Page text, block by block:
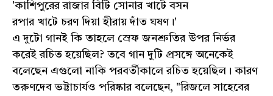
'কাশিপুরের রাজার বিটি সোনার খাটে বসন
রপার খাটে চরণ দিয়া হীরায় দাঁত ঘষণ।'
এ দুটো গানই কি তাহলে স্রেফ জনশ্রুতির উপর নির্ভর
করেই রচিত হয়েছিল? তবে গান দুটি প্রসঙ্গে অনেকেই
বলেছেন এগুলো নাকি পরবর্তীকালে রচিত হয়েছিল। কারণ
তরুণদেব ভট্টাচার্যও পরিষ্কার বলেছেন, "রিজলে সাহেবের